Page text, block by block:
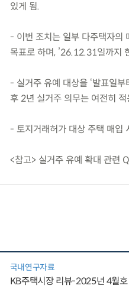
있게 됨.
- 이번 조치는 일부 다주택자의
목표로 하며, ’26.12.31일까지
- 실거주 유예 대상을 ‘발표일
후 2년 실거주 의무는 여전히 적
- 토지거래허가 대상 주택 매입
<참고> 실거주 유예 확대 관련
국내연구자료
KB주택시장 리뷰-2025년 4월호